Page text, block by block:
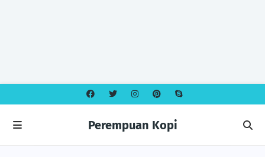
Perempuan Kopi